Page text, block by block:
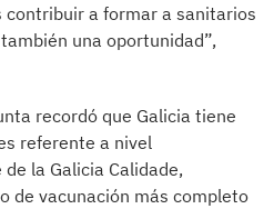
contribuir a formar a sanitarios
una oportunidad”,
recordó que Galicia tiene
referente a nivel
la Galicia Calidade,
de vacunación más completo